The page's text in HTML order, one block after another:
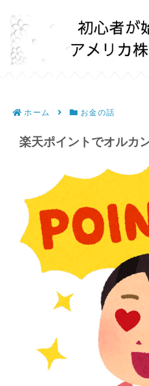
ホーム お金の話
楽天ポイントでオルカ